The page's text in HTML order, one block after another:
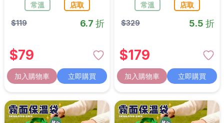
常溫 店取
$119 6.7 折
$79
加入購物車 立即購買
常溫
店取
$329 5.5 折
$179
加入購物車 立即購買